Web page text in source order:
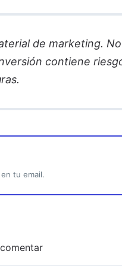
de marketing.
contiene
tu email.